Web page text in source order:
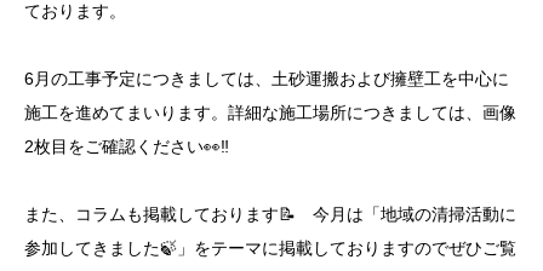
ております。
6月の工事予定につきましては、土砂運搬および擁壁工を中心に
施工を進めてまいります。詳細な施工場所につきましては、画像
2枚目をご確認ください👀‼
また、コラムも掲載しております📝 今月は「地域の清掃活動に
参加してきました🍃」をテーマに掲載しておりますのでぜひご覧